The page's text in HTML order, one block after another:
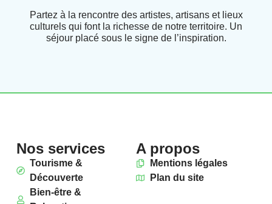
Partez à la rencontre des artistes, artisans et lieux
culturels qui font la richesse de notre territoire. Un
séjour placé sous le signe de l’inspiration.
Nos services
Tourisme &
Découverte
Bien-être &
A propos
Mentions légales
Plan du site